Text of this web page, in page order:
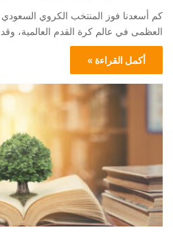
كم أسعدنا فوز المنتخب الكروي السعودي
العظمى في عالم كرة القدم العالمية،
أكمل القراءة »